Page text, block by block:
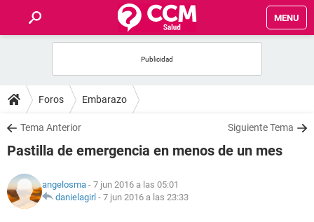
MENU
FOROS
SALUD
NUTRICIÓN
Foros Embarazo
Tema Anterior Siguiente Tema
Pastilla de emergencia en menos de un mes
angelosma - 7 jun 2016 a las 05:01
danielagirl - 7 jun 2016 a las 23:33